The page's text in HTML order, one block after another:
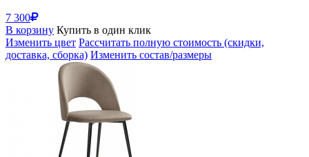
7 300
В корзину Купить в один клик
Изменить цвет Рассчитать полную стоимость (скидки,
доставка, сборка) Изменить состав/размеры